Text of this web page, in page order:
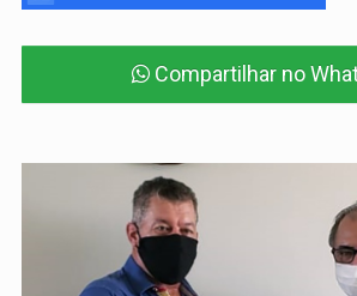
Compartilhar no